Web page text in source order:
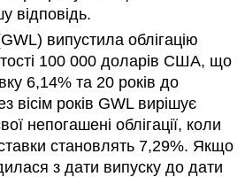
відповідь.
випустила облігацію
100 000 доларів США, що
6,14% та 20 років до
вісім років GWL вирішує
непогашені облігації, коли
ставки становлять 7,29%. Якщо
з дати випуску до дати